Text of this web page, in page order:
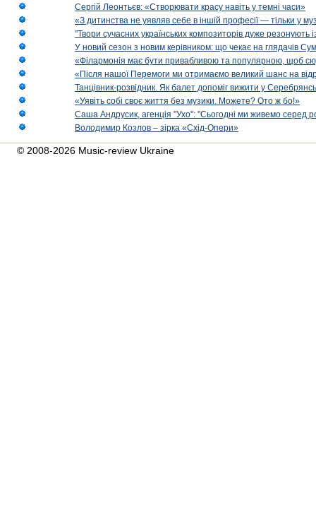
Сергій Леонтьєв: «Створювати красу навіть у темні часи»
«З дитинства не уявляв себе в іншій професії — тільки у
"Твори сучасних українських композиторів дуже резонують
У новий сезон з новим керівником: що чекає на глядачів
«Філармонія має бути привабливою та популярною, щоб
«Після нашої Перемоги ми отримаємо великий шанс на
Танцівник-розвідник. Як балет допоміг вижити у
«Уявіть собі своє життя без музики. Можете? Ото ж бо!»
Саша Андрусик, агенція "Ухо": "Сьогодні ми живемо серед
Володимир Козлов – зірка «Схід-Опери»
© 2008-2026 Music-review Ukraine